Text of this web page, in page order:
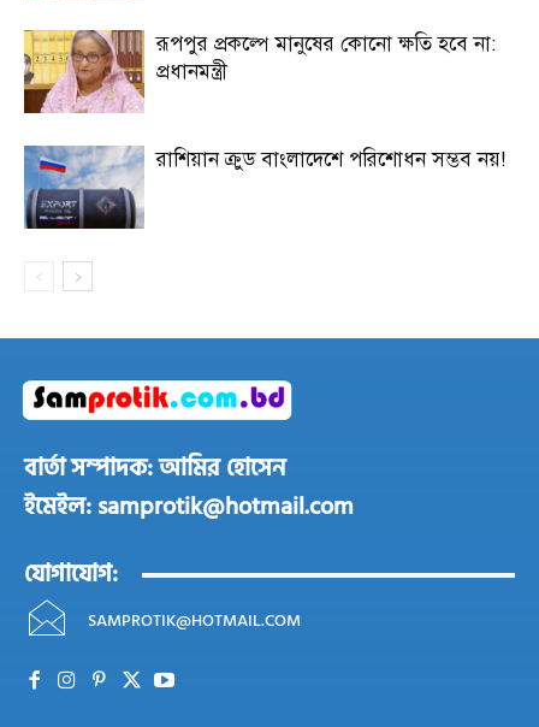
রূপপুর প্রকল্পে মানুষের কোনো ক্ষতি হবে না:
প্রধানমন্ত্রী
রাশিয়ান ক্রুড বাংলাদেশে পরিশোধন সম্ভব নয়!
বার্তা সম্পাদক: আমির হোসেন
ইমেইল: samprotik@hotmail.com
যোগাযোগ:
SAMPROTIK@HOTMAIL.COM